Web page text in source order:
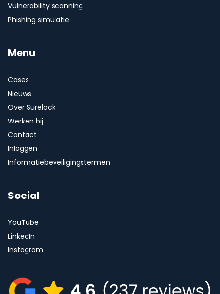
Vulnerability scanning
Phishing simulatie
Menu
Cases
Nieuws
Over Surelock
Werken bij
Contact
Inloggen
Informatiebeveiligingstermen
Social
YouTube
LinkedIn
Instagram